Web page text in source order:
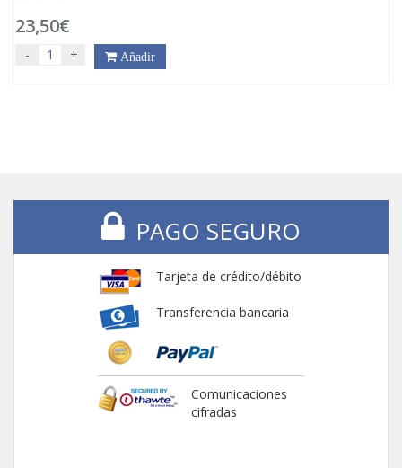
23,50€
- + Añadir
PAGO SEGURO
Tarjeta de crédito/débito
Transferencia bancaria
Comunicaciones
cifradas